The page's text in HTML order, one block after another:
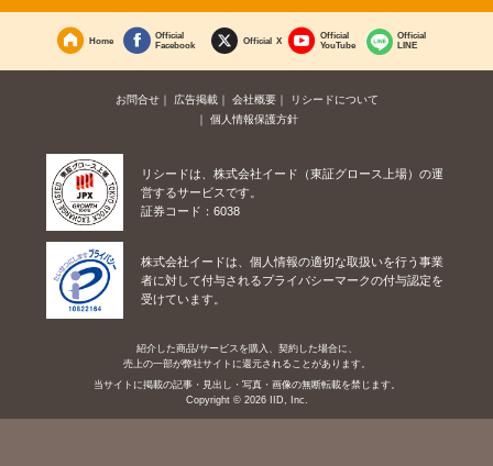
Home
Official
Facebook
Official X
Official
YouTube
Official
LINE
お問合せ 広告掲載 会社概要
リシードについて
個人情報保護方針
リシードは、株式会社イード（東証グロース上場）の運
営するサービスです。
証券コード：6038
株式会社イードは、個人情報の適切な取扱いを行う事業
者に対して付与されるプライバシーマークの付与認定を
受けています。
紹介した商品/サービスを購入、契約した場合に、
売上の一部が弊社サイトに還元されることがあります。
当サイトに掲載の記事・見出し・写真・画像の無断転載を禁じます。
Copyright © 2026 IID, Inc.